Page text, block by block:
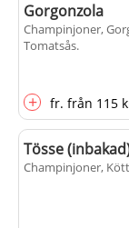
Gorgonzola
Champinjoner,
Tomatsås.
+ fr. från 115
Tösse
Champinjoner,